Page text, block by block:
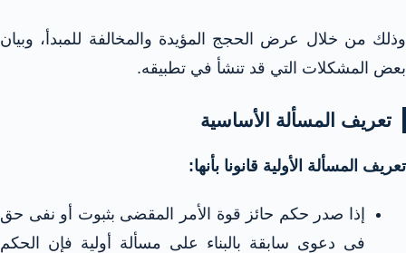
وذلك من خلال عرض الحجج المؤيدة والمخالفة للمبدأ، وبيان
بعض المشكلات التي قد تنشأ في تطبيقه.
تعريف المسألة الأساسية
تعريف المسألة الأولية قانونا بأنها:
إذا صدر حكم حائز قوة الأمر المقضى بثبوت أو نفى حق
فى دعوى سابقة بالبناء على مسألة أولية فإن الحكم